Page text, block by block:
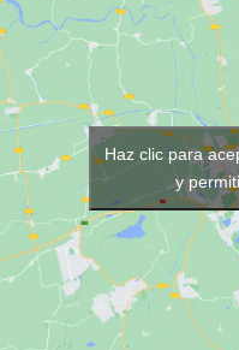
con
cierre de corchetes,
cuello de 48 cm, medidas de
145 × 118 cm y está disponible
en varios colores
Marrón, Gris Plata, Azul y
Fucsia). Su tejido ligero y
resistente garantiza
y un uso profesional diario.
Haz clic para
y